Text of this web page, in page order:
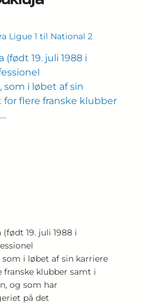
Ligue 1 til National 2
19. juli 1988 i
i løbet af sin
for flere franske klubber
19. juli 1988 i
i løbet af sin karriere
franske klubber samt i
og som har
på det